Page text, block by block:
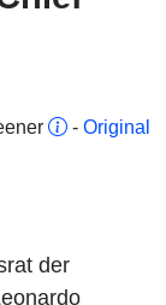
- Original
der